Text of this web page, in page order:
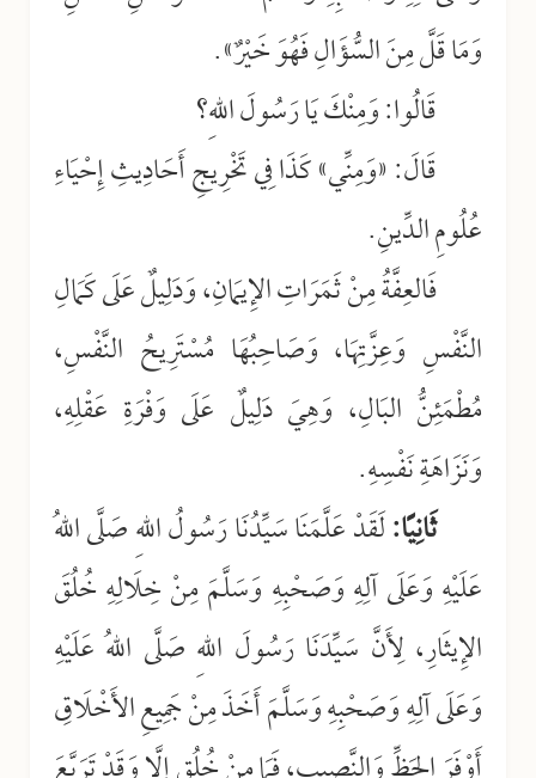
وَمَا قَلَّ مِنَ السُّؤَالِ فَهُوَ خَيْرٌ».
قَالُوا: وَمِنْكَ يَا رَسُولَ اللهِ؟
قَالَ: «وَمِنِّي» كَذَا فِي تَخْرِيجِ أَحَادِيثِ إِحْيَاءِ
عُلُومِ الدِّينِ.
فَالعِفَّةُ مِنْ ثَمَرَاتِ الإِيمَانِ، وَدَلِيلٌ عَلَى كَمَالِ
النَّفْسِ وَعِزَّتِهَا، وَصَاحِبُهَا مُسْتَرِيحُ النَّفْسِ،
مُطْمَئِنُّ البَالِ، وَهِيَ دَلِيلٌ عَلَى وَفْرَةِ عَقْلِهِ،
وَنَزَاهَةِ نَفْسِهِ.
ثَانِيًا:لَقَدْ عَلَّمَنَا سَيِّدُنَا رَسُولُ اللهِ صَلَّى اللهُ
عَلَيْهِ وَعَلَى آلِهِ وَصَحْبِهِ وَسَلَّمَ مِنْ خِلَالِهِ خُلُقَ
الإِيثَارِ، لِأَنَّ سَيِّدَنَا رَسُولَ اللهِ صَلَّى اللهُ عَلَيْهِ
وَعَلَى آلِهِ وَصَحْبِهِ وَسَلَّمَ أَخَذَ مِنْ جَمِيعِ الأَخْلَاقِ